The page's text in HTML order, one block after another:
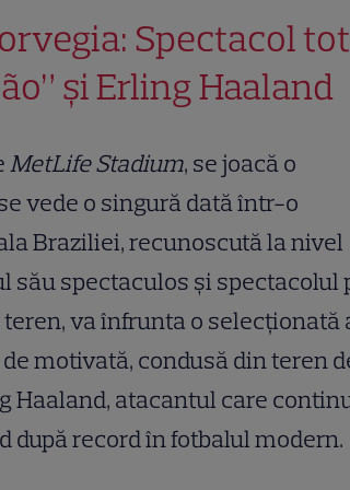
Spectacol
și Erling Haaland
MetLife Stadium, se joacă o
vede o singură dată într-o
Braziliei, recunoscută la nivel
său spectaculos și spectacolul
teren, va înfrunta o selecționată
motivată, condusă din teren
Haaland, atacantul care
după record în fotbalul modern.